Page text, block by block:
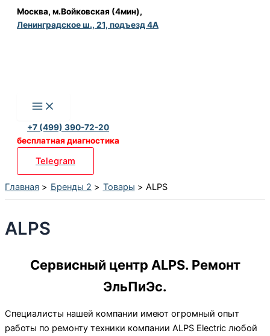
Перейти
Москва, м.Войковская (4мин),
Ленинградское ш., 21, подъезд 4А
+7 (499) 390-72-20
бесплатная диагностика
Telegram
Главная Бренды 2 Товары ALPS
ALPS
Сервисный центр ALPS. Ремонт
ЭльПиЭс.
Специалисты нашей компании имеют огромный опыт
работы по ремонту техники компании ALPS Electric любой